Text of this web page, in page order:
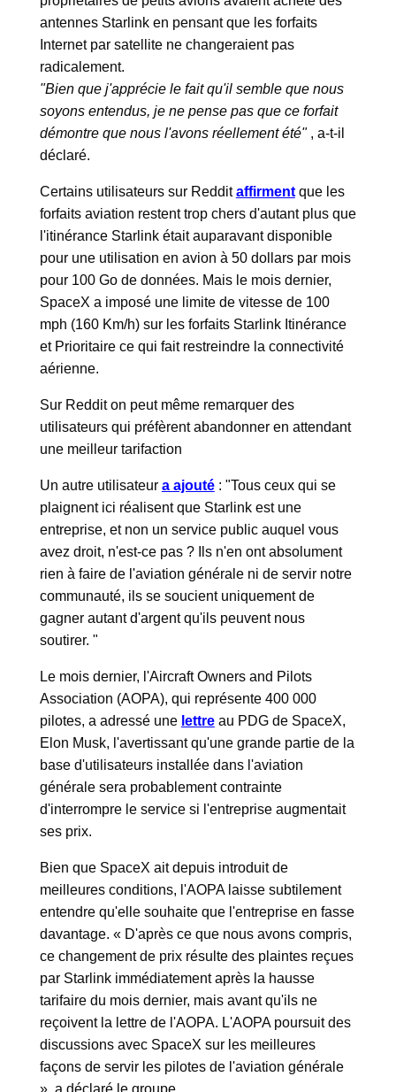
antennes Starlink en pensant que les forfaits
Internet par satellite ne changeraient pas
radicalement.
"Bien que j'apprécie le fait qu'il semble que nous
soyons entendus, je ne pense pas que ce forfait
démontre que nous l'avons réellement été", a-t-il
déclaré.
Certains utilisateurs sur Redditaffirmentque les
forfaits aviation restent trop chers d'autant plus que
l'itinérance Starlink était auparavant disponible
pour une utilisation en avion à 50 dollars par mois
pour 100 Go de données. Mais le mois dernier,
SpaceX a imposé une limite de vitesse de 100
mph (160 Km/h) sur les forfaits Starlink Itinérance
et Prioritaire ce qui fait restreindre la connectivité
aérienne.
Sur Reddit on peut même remarquer des
utilisateurs qui préfèrent abandonner en attendant
une meilleur tarifaction
Un autre utilisateur a ajouté: "Tous ceux qui se
plaignent ici réalisent que Starlink est une
entreprise, et non un service public auquel vous
avez droit, n'est-ce pas ? Ils n'en ont absolument
rien à faire de l'aviation générale ni de servir notre
communauté, ils se soucient uniquement de
gagner autant d'argent qu'ils peuvent nous
soutirer. "
Le mois dernier, l'Aircraft Owners and Pilots
Association (AOPA), qui représente 400 000
pilotes, a adressé une lettreau PDG de SpaceX,
Elon Musk, l'avertissant qu'une grande partie de la
base d'utilisateurs installée dans l'aviation
générale sera probablement contrainte
d'interrompre le service si l'entreprise augmentait
ses prix.
Bien que SpaceX ait depuis introduit de
meilleures conditions, l'AOPA laisse subtilement
entendre qu'elle souhaite que l'entreprise en fasse
davantage. « D'après ce que nous avons compris,
ce changement de prix résulte des plaintes reçues
par Starlink immédiatement après la hausse
tarifaire du mois dernier, mais avant qu'ils ne
reçoivent la lettre de l'AOPA. L'AOPA poursuit des
discussions avec SpaceX sur les meilleures
façons de servir les pilotes de l'aviation générale
», a déclaré le groupe